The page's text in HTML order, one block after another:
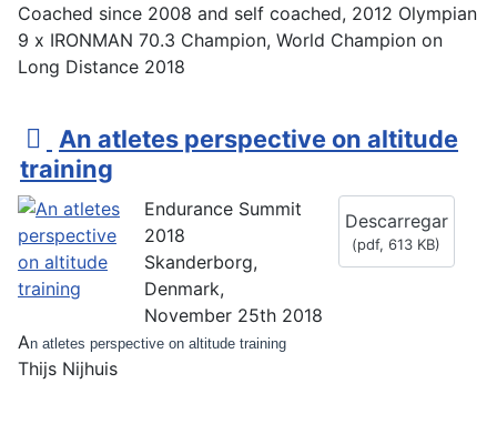
Coached since 2008 and self coached, 2012 Olympian
9 x IRONMAN 70.3 Champion, World Champion on
Long Distance 2018
p
d
f
An atletes perspective on altitude
training
Descarregar
(pdf, 613 KB)
Endurance Summit
2018
Skanderborg,
Denmark,
November 25th 2018
An atletes perspective on altitude training
Thijs Nijhuis